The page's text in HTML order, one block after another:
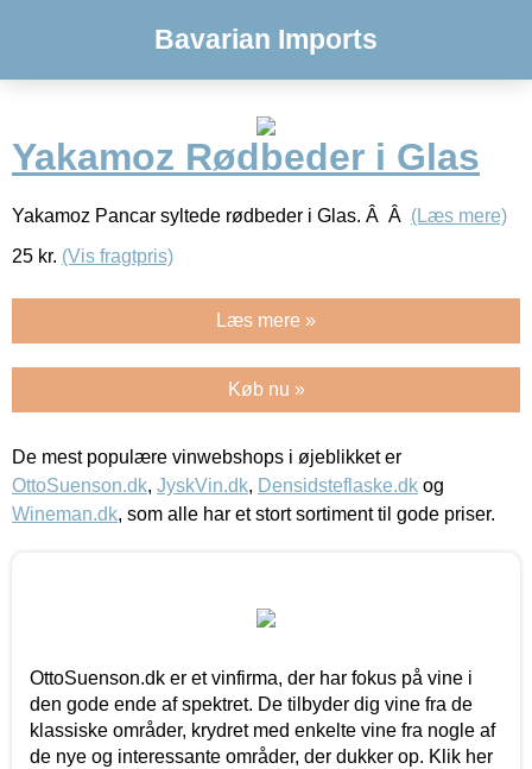
Bavarian Imports
Yakamoz Rødbeder i Glas
Yakamoz Pancar syltede rødbeder i Glas. Â Â (Læs mere)
25 kr. (Vis fragtpris)
Læs mere »
Køb nu »
De mest populære vinwebshops i øjeblikket er
OttoSuenson.dk, JyskVin.dk, Densidsteflaske.dk og
Wineman.dk, som alle har et stort sortiment til gode priser.
OttoSuenson.dk er et vinfirma, der har fokus på vine i
den gode ende af spektret. De tilbyder dig vine fra de
klassiske områder, krydret med enkelte vine fra nogle af
de nye og interessante områder, der dukker op. Klik her